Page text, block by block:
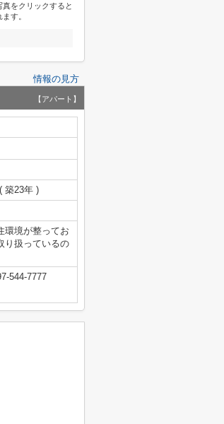
をクリックすると
す。
情報の見方
【アパート】
築23年 )
環境が整ってお
り扱っているの
544-7777